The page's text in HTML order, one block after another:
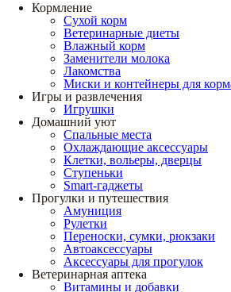
Кормление
Сухой корм
Ветеринарные диеты
Влажный корм
Заменители молока
Лакомства
Миски и контейнеры для
Игры и развлечения
Игрушки
Домашний уют
Спальные места
Охлаждающие аксессуары
Клетки, вольеры, дверцы
Ступеньки
Smart-гаджеты
Прогулки и путешествия
Амуниция
Рулетки
Переноски, сумки, рюкзаки
Автоаксессуары
Аксессуары для прогулок
Ветеринарная аптека
Витамины и добавки